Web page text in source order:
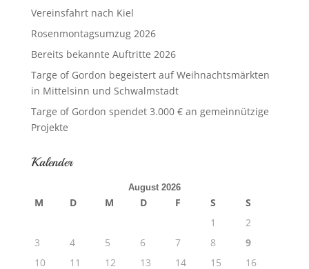
Vereinsfahrt nach Kiel
Rosenmontagsumzug 2026
Bereits bekannte Auftritte 2026
Targe of Gordon begeistert auf Weihnachtsmärkten
in Mittelsinn und Schwalmstadt
Targe of Gordon spendet 3.000 € an gemeinnützige
Projekte
Kalender
August 2026
M D M D F S
S
1
2
3
4 5 6 7 8
9
10
11 12 13 14 15
16